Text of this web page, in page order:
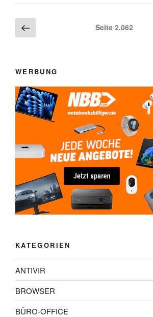
Beitragsnavigation
Seite
Seite 2.062
WERBUNG
KATEGORIEN
ANTIVIR
BROWSER
BÜRO-OFFICE